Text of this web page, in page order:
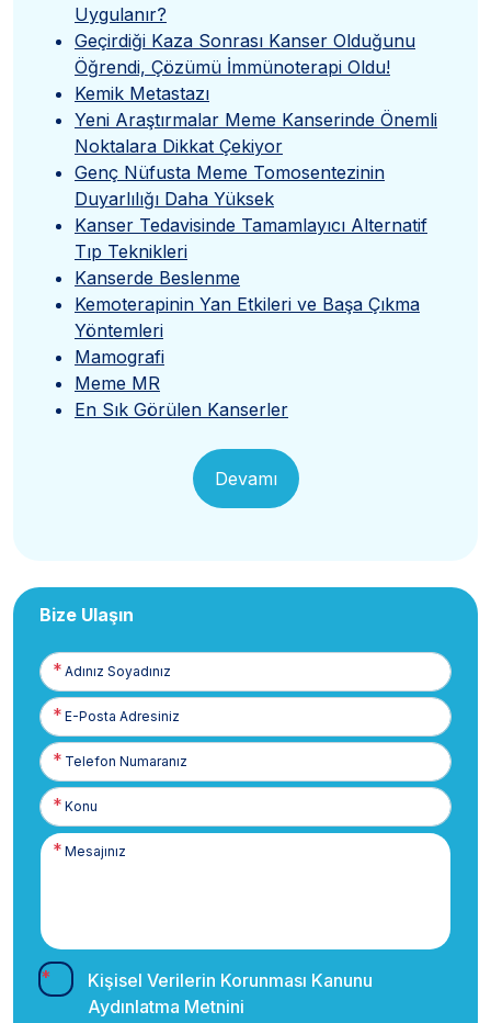
Uygulanır?
Geçirdiği Kaza Sonrası Kanser Olduğunu
Öğrendi, Çözümü İmmünoterapi Oldu!
Kemik Metastazı
Yeni Araştırmalar Meme Kanserinde Önemli
Noktalara Dikkat Çekiyor
Genç Nüfusta Meme Tomosentezinin
Duyarlılığı Daha Yüksek
Kanser Tedavisinde Tamamlayıcı Alternatif
Tıp Teknikleri
Kanserde Beslenme
Kemoterapinin Yan Etkileri ve Başa Çıkma
Yöntemleri
Mamografi
Meme MR
En Sık Görülen Kanserler
Devamı
Bize Ulaşın
Adınız
Soyadınız
E-
Posta
Telefon
Numaranız
Kişisel Verilerin Korunması Kanunu
Aydınlatma Metnini